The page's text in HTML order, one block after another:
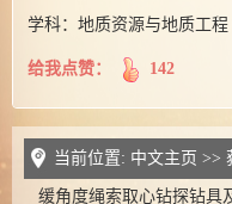
学科：地质资源与地质工程
给我点赞： 142
当前位置: 中文主页 >>
缓角度绳索取心钻探钻具